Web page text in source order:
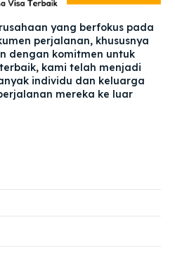
yang berfokus pada
perjalanan, khususnya
dengan komitmen untuk
kami telah menjadi
individu dan keluarga
mereka ke luar